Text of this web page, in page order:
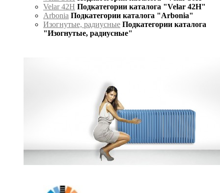
Velar 42H Подкатегории каталога "Velar 42H"
Arbonia Подкатегории каталога "Arbonia"
Изогнутые, радиусные Подкатегории каталога
"Изогнутые, радиусные"